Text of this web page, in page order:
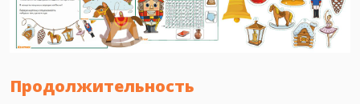
Продолжительность